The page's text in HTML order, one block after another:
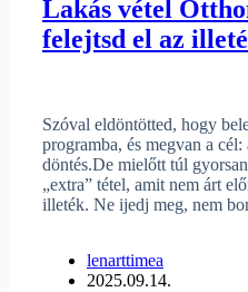
Lakás vétel
felejtsd el az
Szóval eldöntötted, hogy
programba, és megvan a
döntés.De mielőtt túl
„extra” tétel, amit nem árt
illeték. Ne ijedj meg, nem
lenarttimea
2025.09.14.